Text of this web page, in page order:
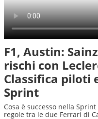
F1, Austin:
rischi con
Classifica piloti
Sprint
Cosa è successo nella
regole tra le due Ferrari di